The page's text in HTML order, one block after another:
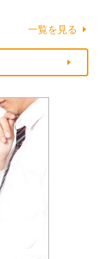
一覧を見る